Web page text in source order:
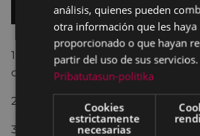
1. Aprobación de los borradores de
correspondientes al 17 y 28 de
2. Dación de cuentas de
3. Dar cuenta del cambio de vocal
análisis, quienes pueden
otra información que les haya
proporcionado o que hayan
partir del uso de sus servicios.
Pribatutasun-politika
Cookies
estrictamente
necesarias